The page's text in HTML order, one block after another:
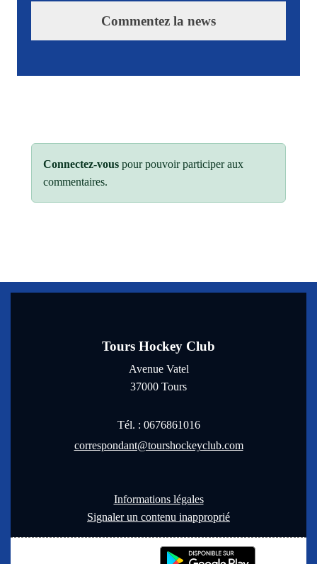
Commentez la news
Connectez-vous pour pouvoir participer aux
commentaires.
Tours Hockey Club
Avenue Vatel
37000 Tours
Tél. : 0676861016
correspondant@tourshockeyclub.com
Informations légales
Signaler un contenu inapproprié